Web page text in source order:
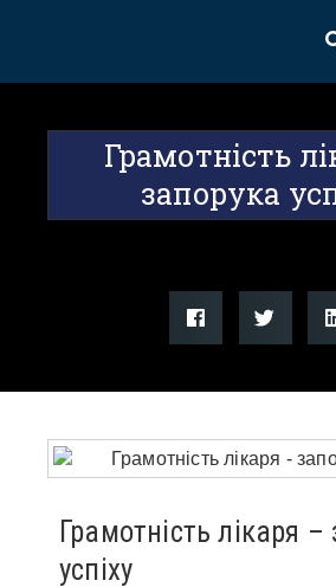
Грамотність
запорука
Грамотність лікаря
успіху